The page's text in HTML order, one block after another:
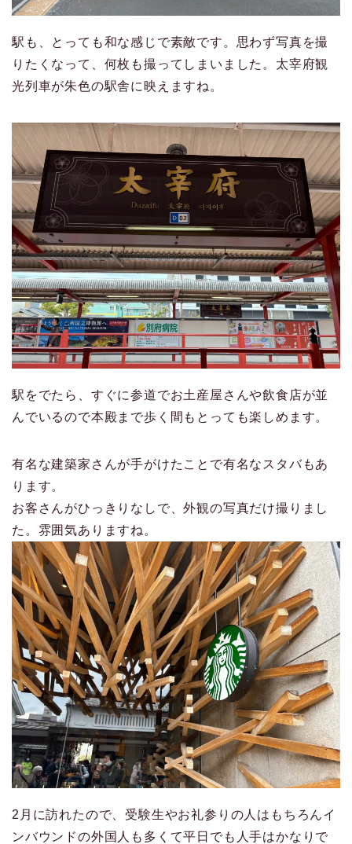
駅も、とっても和な感じで素敵です。思わず写真を撮
りたくなって、何枚も撮ってしまいました。太宰府観
光列車が朱色の駅舎に映えますね。
駅をでたら、すぐに参道でお土産屋さんや飲食店が並
んでいるので本殿まで歩く間もとっても楽しめます。
有名な建築家さんが手がけたことで有名なスタバもあ
ります。
お客さんがひっきりなしで、外観の写真だけ撮りまし
た。雰囲気ありますね。
2月に訪れたので、受験生やお礼参りの人はもちろんイ
ンバウンドの外国人も多くて平日でも人手はかなりで